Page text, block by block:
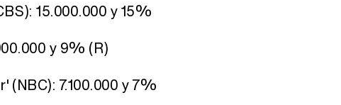
15.000.000 y 15%
y 9% (R)
(NBC): 7.100.000 y 7%